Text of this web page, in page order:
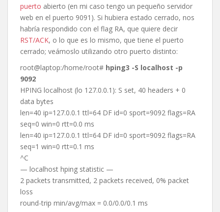
puerto abierto (en mi caso tengo un pequeño servidor
web en el puerto 9091). Si hubiera estado cerrado, nos
habría respondido con el flag RA, que quiere decir
RST/ACK, o lo que es lo mismo, que tiene el puerto
cerrado; veámoslo utilizando otro puerto distinto:
root@laptop:/home/root# hping3 -S localhost -p
9092
HPING localhost (lo 127.0.0.1): S set, 40 headers + 0
data bytes
len=40 ip=127.0.0.1 ttl=64 DF id=0 sport=9092 flags=RA
seq=0 win=0 rtt=0.0 ms
len=40 ip=127.0.0.1 ttl=64 DF id=0 sport=9092 flags=RA
seq=1 win=0 rtt=0.1 ms
^C
— localhost hping statistic —
2 packets transmitted, 2 packets received, 0% packet
loss
round-trip min/avg/max = 0.0/0.0/0.1 ms